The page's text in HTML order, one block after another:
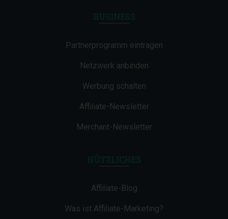
Partnerprogramm eintragen
Netzwerk anbinden
Werbung schalten
Affiliate-Newsletter
Merchant-Newsletter
Affiliate-Blog
Was ist Affiliate-Marketing?